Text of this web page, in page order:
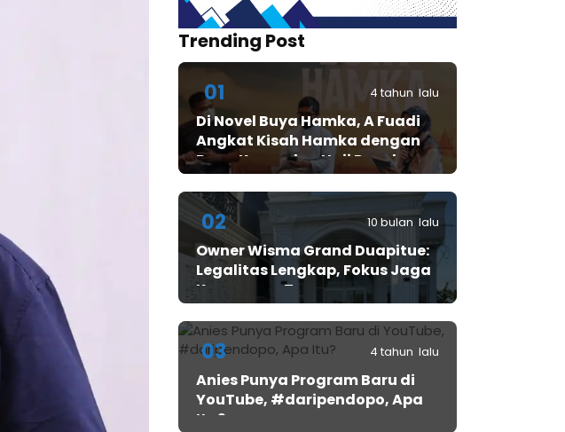
Trending Post
01 4 tahun lalu
Di Novel Buya Hamka, A Fuadi
Angkat Kisah Hamka dengan
Bung Karno dan Haji Rasul
02 10 bulan lalu
Owner Wisma Grand Duapitue:
Legalitas Lengkap, Fokus Jaga
Keamanan Tamu
03 4 tahun lalu
Anies Punya Program Baru di
YouTube, #daripendopo, Apa
Itu?